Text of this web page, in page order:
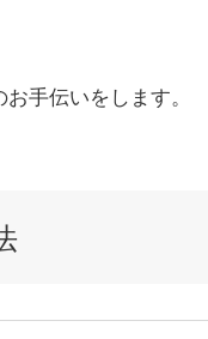
手伝いをします。